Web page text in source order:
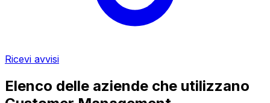
Ricevi avvisi
Elenco delle aziende che utilizzano